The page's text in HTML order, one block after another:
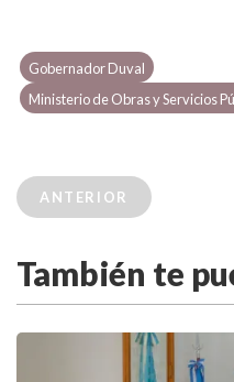
Gobernador Duval
Ministerio de Obras y Servicios
ANTERIOR
También te